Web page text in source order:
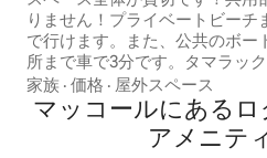
りません！プライベートビーチ
で行けます。また、公共のボー
所まで車で3分です。タマラッ
ッコールまで10分以内。屋外バ
ー、ファイヤーピット、フルキ
居心地の良いリビングルーム、
ある主寝室のベッド、上の階に
家族 · 価格 · 屋外スペース
マッコールにある
アメニテ